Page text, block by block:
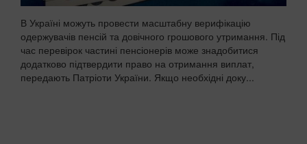
В Україні можуть провести масштабну верифікацію
одержувачів пенсій та довічного грошового утримання. Під
час перевірок частині пенсіонерів може знадобитися
додатково підтвердити право на отримання виплат,
передають Патріоти України. Якщо необхідні доку...